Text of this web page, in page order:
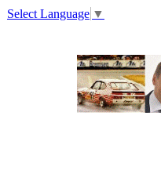
Select Language ▼